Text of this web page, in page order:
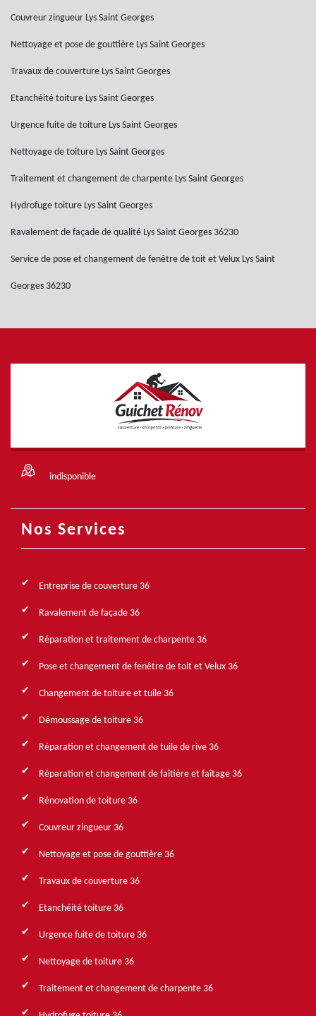
Couvreur zingueur Lys Saint Georges
Nettoyage et pose de gouttière Lys Saint Georges
Travaux de couverture Lys Saint Georges
Etanchéité toiture Lys Saint Georges
Urgence fuite de toiture Lys Saint Georges
Nettoyage de toiture Lys Saint Georges
Traitement et changement de charpente Lys Saint Georges
Hydrofuge toiture Lys Saint Georges
Ravalement de façade de qualité Lys Saint Georges 36230
Service de pose et changement de fenêtre de toit et Velux Lys Saint
Georges 36230
indisponible
Nos Services
Entreprise de couverture 36
Ravalement de façade 36
Réparation et traitement de charpente 36
Pose et changement de fenêtre de toit et Velux 36
Changement de toiture et tuile 36
Démoussage de toiture 36
Réparation et changement de tuile de rive 36
Réparation et changement de faîtière et faîtage 36
Rénovation de toiture 36
Couvreur zingueur 36
Nettoyage et pose de gouttière 36
Travaux de couverture 36
Etanchéité toiture 36
Urgence fuite de toiture 36
Nettoyage de toiture 36
Traitement et changement de charpente 36